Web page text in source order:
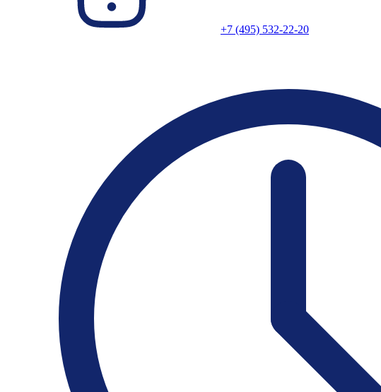
+7 (495) 532-22-20